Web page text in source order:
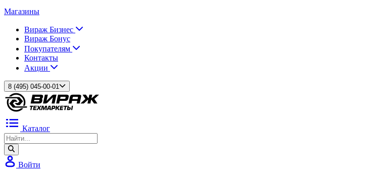
Магазины
Вираж Бизнес
Вираж Бонус
Покупателям
Контакты
Акции
8 (495) 045-00-01
Каталог
Войти